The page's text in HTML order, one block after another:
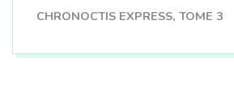
05-
CHRONOCTIS EXPRESS,TOME 3